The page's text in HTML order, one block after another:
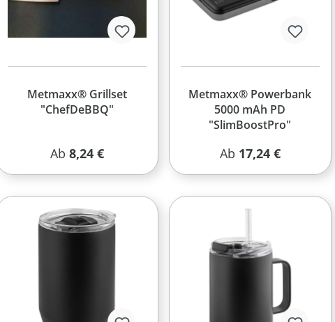
Metmaxx® Grillset
"ChefDeBBQ"
Regulärer Preis:
Ab 8,24 €
Metmaxx® Powerbank
5000 mAh PD
"SlimBoostPro"
Regulärer Preis:
Ab 17,24 €